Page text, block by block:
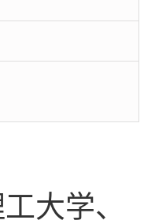
大学、